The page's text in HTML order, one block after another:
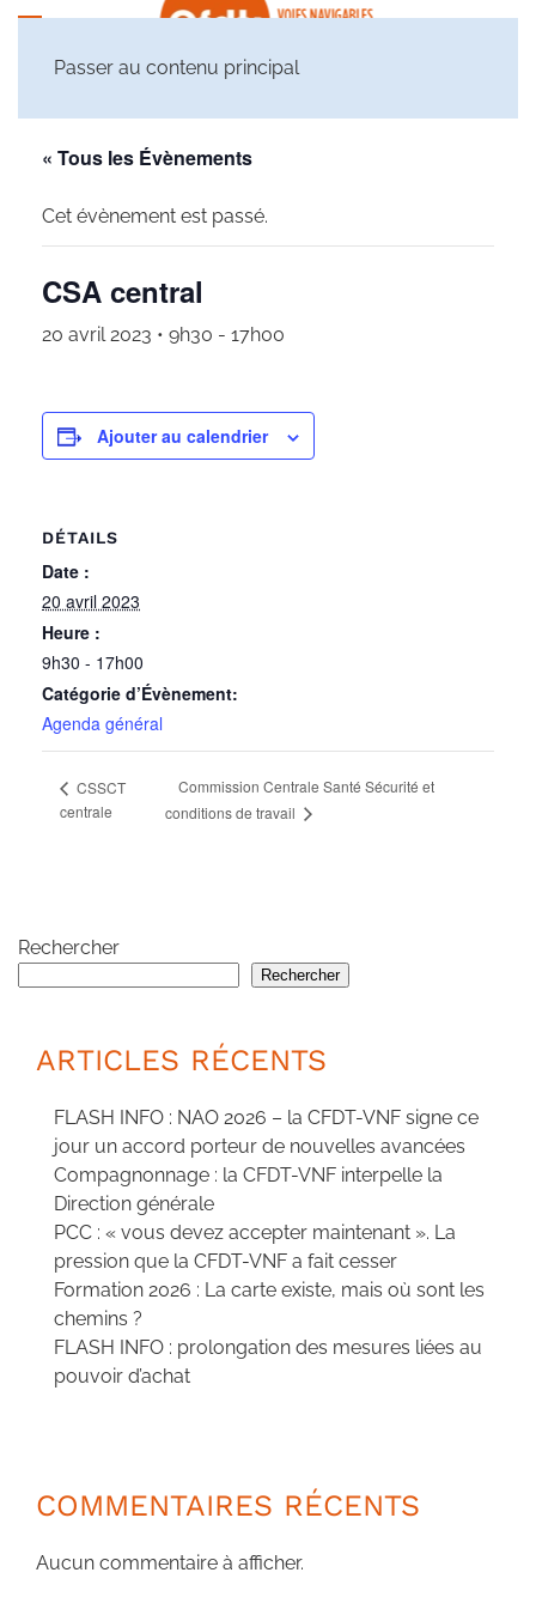
Passer au contenu principal
« Tous les Évènements
Cet évènement est passé.
CSA central
20 avril 2023 • 9h30 - 17h00
Ajouter au calendrier
DÉTAILS
Date :
20 avril 2023
Heure :
9h30 - 17h00
Catégorie d’Évènement:
Agenda général
CSSCT
centrale
Commission Centrale Santé Sécurité et
conditions de travail
Rechercher
Rechercher
ARTICLES RÉCENTS
FLASH INFO : NAO 2026 – la CFDT-VNF signe ce
jour un accord porteur de nouvelles avancées
Compagnonnage : la CFDT-VNF interpelle la
Direction générale
PCC : « vous devez accepter maintenant ». La
pression que la CFDT-VNF a fait cesser
Formation 2026 : La carte existe, mais où sont les
chemins ?
FLASH INFO : prolongation des mesures liées au
pouvoir d’achat
COMMENTAIRES RÉCENTS
Aucun commentaire à afficher.